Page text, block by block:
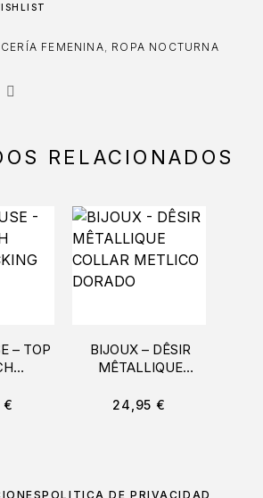
FEMENINA ROPA NOCTURNA
RELACIONADOS
– TOP
€
BIJOUX – DÊSIR
MÊTALLIQUE
DORADO
24,95 €
POLÍTICA DE PRIVACIDAD